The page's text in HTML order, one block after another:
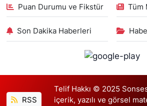
Puan Durumu ve Fikstür Tüm
Son Dakika Haberleri
RSS
Telif Hakkı © 2025
içerik, yazılı ve görsel